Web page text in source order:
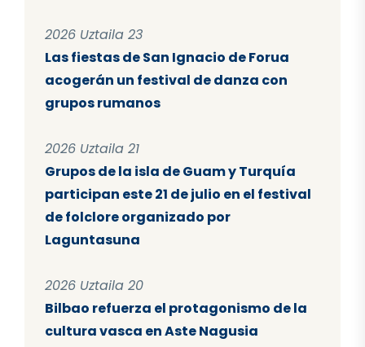
2026 Uztaila 23
Las fiestas de San Ignacio de Forua
acogerán un festival de danza con
grupos rumanos
2026 Uztaila 21
Grupos de la isla de Guam y Turquía
participan este 21 de julio en el festival
de folclore organizado por
Laguntasuna
2026 Uztaila 20
Bilbao refuerza el protagonismo de la
cultura vasca en Aste Nagusia